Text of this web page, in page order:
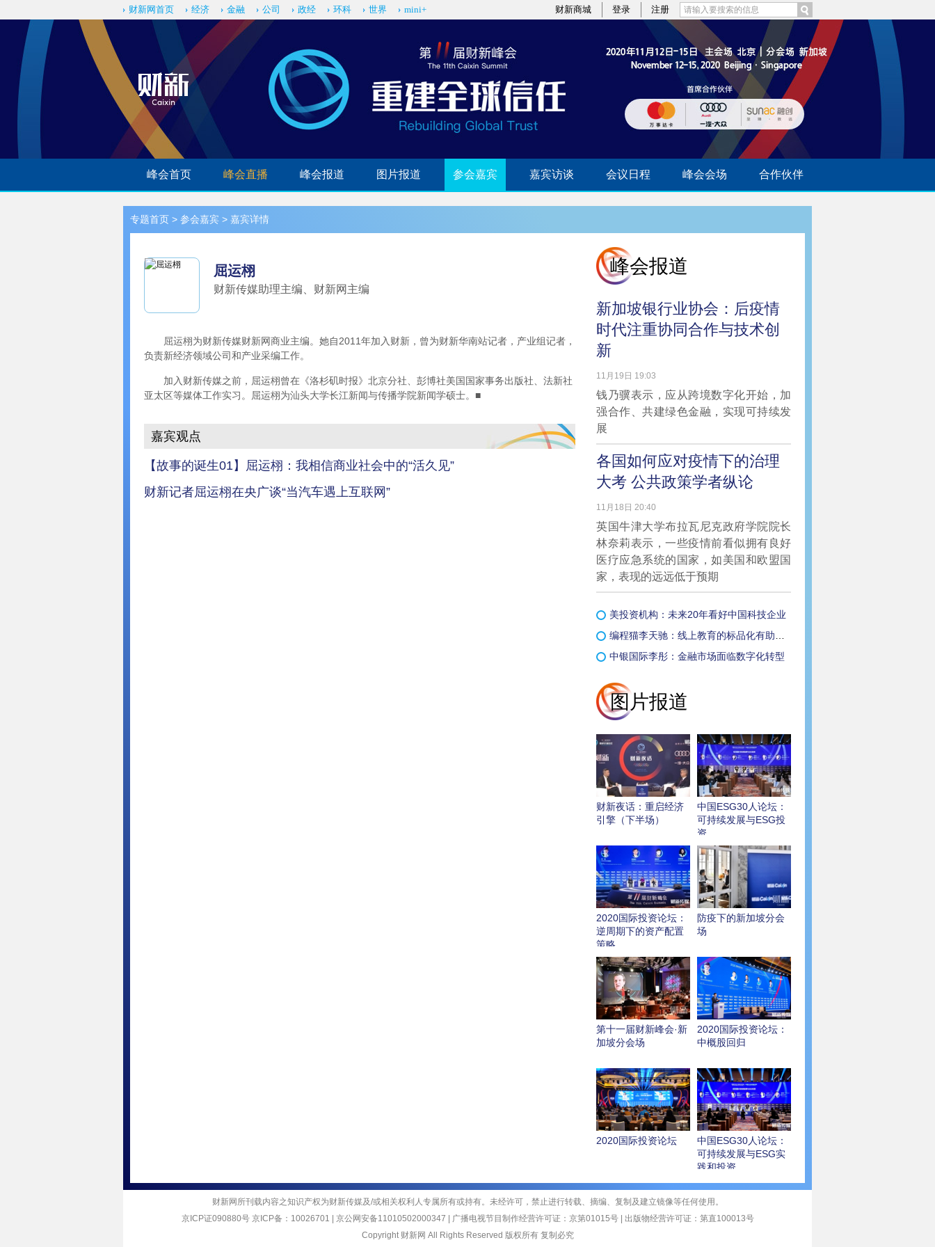
财新商城 登录 注册
财新网首页 经济 金融 公司 政经 环科 世界 mini+
峰会首页 峰会直播 峰会报道 图片报道 参会嘉宾 嘉宾访谈 会议日程 峰会会场 合作伙伴
专题首页 > 参会嘉宾 > 嘉宾详情
屈运栩
财新传媒助理主编、财新网主编
屈运栩为财新传媒财新网商业主编。她自2011年加入财新，曾为财新华南站记者，产业组记者，
负责新经济领域公司和产业采编工作。
加入财新传媒之前，屈运栩曾在《洛杉矶时报》北京分社、彭博社美国国家事务出版社、法新社
亚太区等媒体工作实习。屈运栩为汕头大学长江新闻与传播学院新闻学硕士。■
嘉宾观点
【故事的诞生01】屈运栩：我相信商业社会中的“活久见”
财新记者屈运栩在央广谈“当汽车遇上互联网”
峰会报道
新加坡银行业协会：后疫情
时代注重协同合作与技术创
新
11月19日 19:03
钱乃骥表示，应从跨境数字化开始，加
强合作、共建绿色金融，实现可持续发
展
各国如何应对疫情下的治理
大考 公共政策学者纵论
11月18日 20:40
英国牛津大学布拉瓦尼克政府学院院长
林奈莉表示，一些疫情前看似拥有良好
医疗应急系统的国家，如美国和欧盟国
家，表现的远远低于预期
美投资机构：未来20年看好中国科技企业
编程猫李天驰：线上教育的标品化有助于教育公平
中银国际李彤：金融市场面临数字化转型
图片报道
财新夜话：重启经济
引擎（下半场）
中国ESG30人论坛：
可持续发展与ESG投
资
2020国际投资论坛：
逆周期下的资产配置
策略
防疫下的新加坡分会
场
第十一届财新峰会·新
加坡分会场
2020国际投资论坛：
中概股回归
2020国际投资论坛
中国ESG30人论坛：
可持续发展与ESG实
践和投资
财新网所刊载内容之知识产权为财新传媒及/或相关权利人专属所有或持有。未经许可，禁止进行转载、摘编、复制及建立镜像等任何使用。
京ICP证090880号京ICP备：10026701 | 京公网安备11010502000347 | 广播电视节目制作经营许可证：京第01015号| 出版物经营许可证：第直100013号
Copyright 财新网 All Rights Reserved 版权所有 复制必究